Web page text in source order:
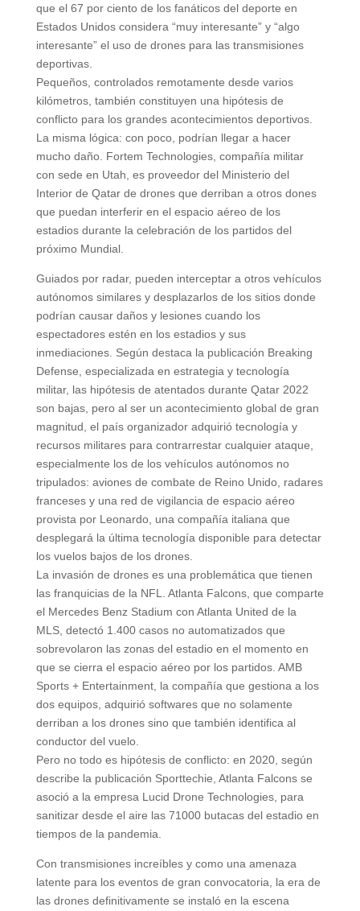
que el 67 por ciento de los fanáticos del deporte en
Estados Unidos considera “muy interesante” y “algo
interesante” el uso de drones para las transmisiones
deportivas.
Pequeños, controlados remotamente desde varios
kilómetros, también constituyen una hipótesis de
conflicto para los grandes acontecimientos deportivos.
La misma lógica: con poco, podrían llegar a hacer
mucho daño. Fortem Technologies, compañía militar
con sede en Utah, es proveedor del Ministerio del
Interior de Qatar de drones que derriban a otros dones
que puedan interferir en el espacio aéreo de los
estadios durante la celebración de los partidos del
próximo Mundial.
Guiados por radar, pueden interceptar a otros vehículos
autónomos similares y desplazarlos de los sitios donde
podrían causar daños y lesiones cuando los
espectadores estén en los estadios y sus
inmediaciones. Según destaca la publicación Breaking
Defense, especializada en estrategia y tecnología
militar, las hipótesis de atentados durante Qatar 2022
son bajas, pero al ser un acontecimiento global de gran
magnitud, el país organizador adquirió tecnología y
recursos militares para contrarrestar cualquier ataque,
especialmente los de los vehículos autónomos no
tripulados: aviones de combate de Reino Unido, radares
franceses y una red de vigilancia de espacio aéreo
provista por Leonardo, una compañía italiana que
desplegará la última tecnología disponible para detectar
los vuelos bajos de los drones.
La invasión de drones es una problemática que tienen
las franquicias de la NFL. Atlanta Falcons, que comparte
el Mercedes Benz Stadium con Atlanta United de la
MLS, detectó 1.400 casos no automatizados que
sobrevolaron las zonas del estadio en el momento en
que se cierra el espacio aéreo por los partidos. AMB
Sports + Entertainment, la compañía que gestiona a los
dos equipos, adquirió softwares que no solamente
derriban a los drones sino que también identifica al
conductor del vuelo.
Pero no todo es hipótesis de conflicto: en 2020, según
describe la publicación Sporttechie, Atlanta Falcons se
asoció a la empresa Lucid Drone Technologies, para
sanitizar desde el aire las 71000 butacas del estadio en
tiempos de la pandemia.
Con transmisiones increíbles y como una amenaza
latente para los eventos de gran convocatoria, la era de
las drones definitivamente se instaló en la escena